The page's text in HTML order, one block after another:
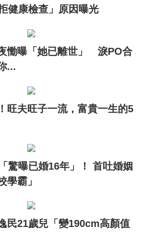
健康檢查」原因曝光
慟曝「她已離世」 淚PO合
...
旺夫旺子一流，富貴一生的5
驚曝已婚16年」！ 首吐婚姻
學霸」
民21歲兒「變190cm高顏值